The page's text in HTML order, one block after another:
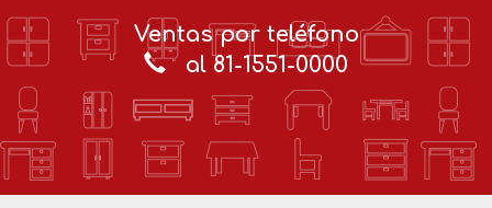
Ventas por teléfono
al 81-1551-0000